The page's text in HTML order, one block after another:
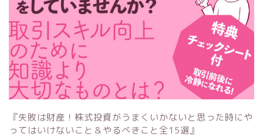
『失敗は財産！株式投資がうまくいかないと思った時にや
ってはいけないこと＆やるべきこと全15選』